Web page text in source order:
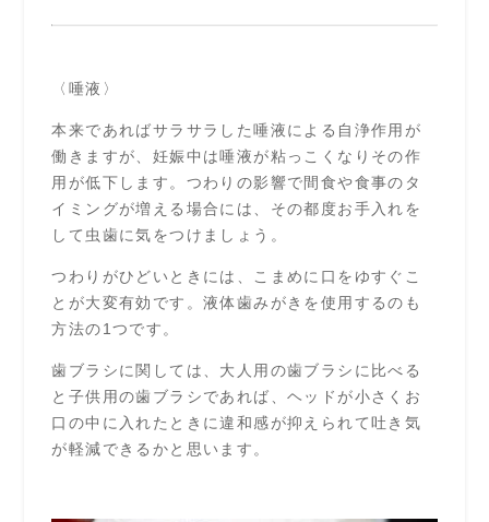
〈唾液〉
本来であればサラサラした唾液による自浄作用が
働きますが、妊娠中は唾液が粘っこくなりその作
用が低下します。つわりの影響で間食や食事のタ
イミングが増える場合には、その都度お手入れを
して虫歯に気をつけましょう。
つわりがひどいときには、こまめに口をゆすぐこ
とが大変有効です。液体歯みがきを使用するのも
方法の1つです。
歯ブラシに関しては、大人用の歯ブラシに比べる
と子供用の歯ブラシであれば、ヘッドが小さくお
口の中に入れたときに違和感が抑えられて吐き気
が軽減できるかと思います。